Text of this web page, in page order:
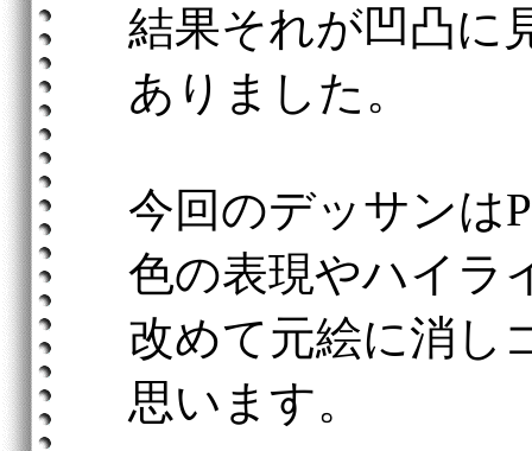
結果それが凹凸に
ありました。
今回のデッサンは
色の表現やハイラ
改めて元絵に消し
思います。